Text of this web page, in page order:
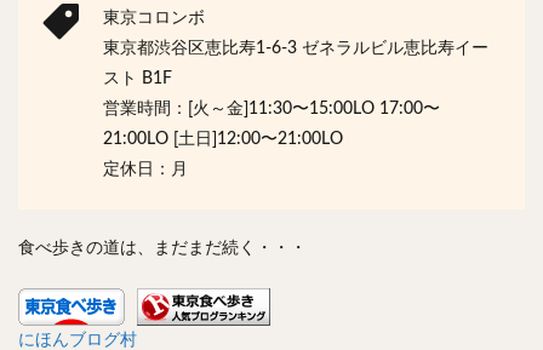
東京コロンボ
東京都渋谷区恵比寿1-6-3 ゼネラルビル恵比寿イー
スト B1F
営業時間：[火～金]11:30〜15:00LO 17:00〜
21:00LO [土日]12:00〜21:00LO
定休日：月
食べ歩きの道は、まだまだ続く・・・
にほんブログ村